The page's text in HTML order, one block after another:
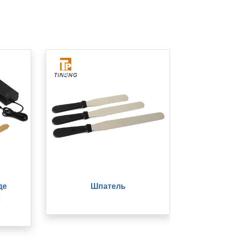
Шпатель